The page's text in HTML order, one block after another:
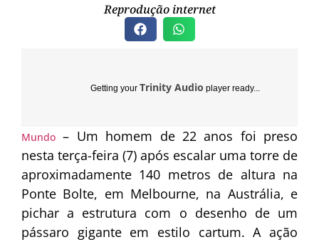
Reprodução internet
Getting your Trinity Audio player ready...
Mundo – Um homem de 22 anos foi preso
nesta terça-feira (7) após escalar uma torre de
aproximadamente 140 metros de altura na
Ponte Bolte, em Melbourne, na Austrália, e
pichar a estrutura com o desenho de um
pássaro gigante em estilo cartum. A ação